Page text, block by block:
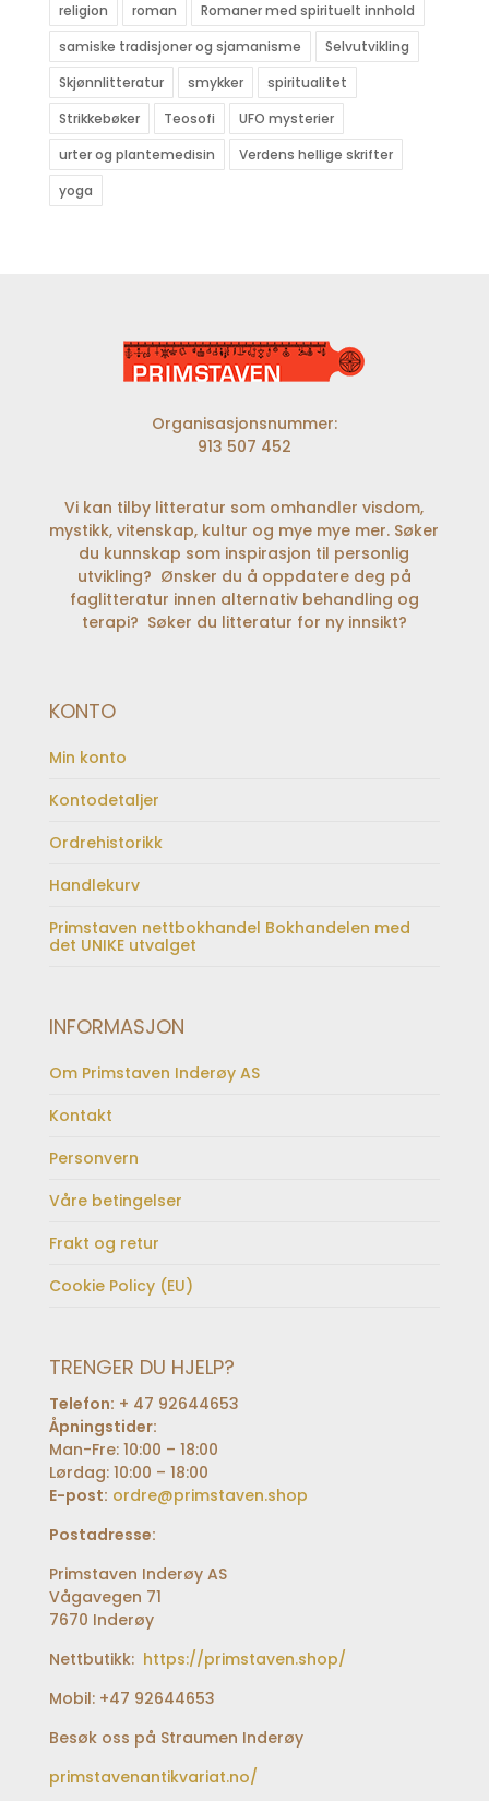
religion
roman
Romaner med spirituelt innhold
samiske tradisjoner og sjamanisme
Selvutvikling
Skjønnlitteratur
smykker
spiritualitet
Strikkebøker
Teosofi
UFO mysterier
urter og plantemedisin
Verdens hellige skrifter
yoga
Organisasjonsnummer:
913 507 452
Vi kan tilby litteratur som omhandler visdom,
mystikk, vitenskap, kultur og mye mye mer. Søker
du kunnskap som inspirasjon til personlig
utvikling? Ønsker du å oppdatere deg på
faglitteratur innen alternativ behandling og
terapi? Søker du litteratur for ny innsikt?
KONTO
Min konto
Kontodetaljer
Ordrehistorikk
Handlekurv
Primstaven nettbokhandel Bokhandelen med
det UNIKE utvalget
INFORMASJON
Om Primstaven Inderøy AS
Kontakt
Personvern
Våre betingelser
Frakt og retur
Cookie Policy (EU)
TRENGER DU HJELP?
Telefon: + 47 92644653
Åpningstider:
Man-Fre: 10:00 – 18:00
Lørdag: 10:00 – 18:00
E-post: ordre@primstaven.shop
Postadresse:
Primstaven Inderøy AS
Vågavegen 71
7670 Inderøy
Nettbutikk: https://primstaven.shop/
Mobil: +47 92644653
Besøk oss på Straumen Inderøy
primstavenantikvariat.no/